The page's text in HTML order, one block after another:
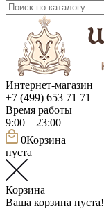
Интернет-магазин
+7 (499) 653 71 71
Время работы
9:00 – 23:00
0Корзина
пуста
Корзина
Ваша корзина пуста!